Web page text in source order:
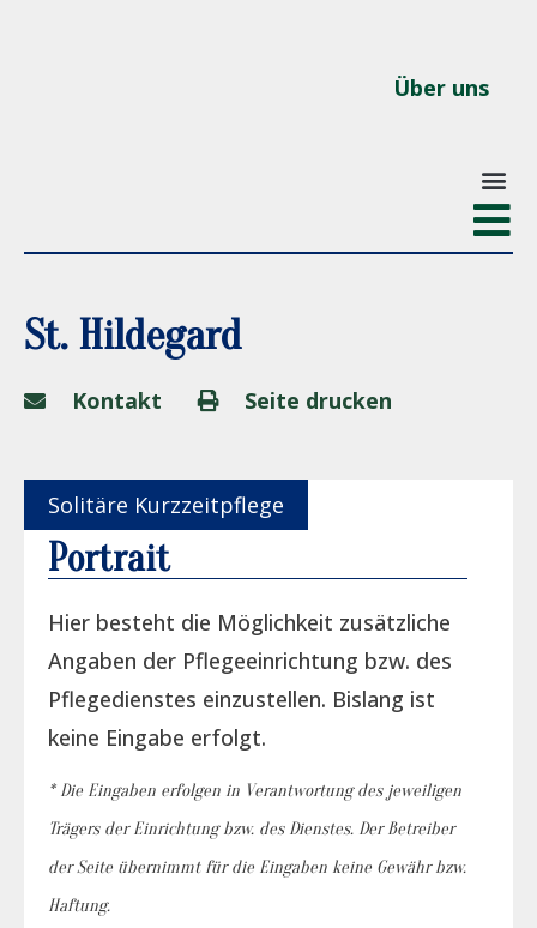
Über uns
St. Hildegard
Kontakt Seite drucken
Solitäre Kurzzeitpflege
Portrait
Hier besteht die Möglichkeit zusätzliche
Angaben der Pflegeeinrichtung bzw. des
Pflegedienstes einzustellen. Bislang ist
keine Eingabe erfolgt.
* Die Eingaben erfolgen in Verantwortung des jeweiligen
Trägers der Einrichtung bzw. des Dienstes. Der Betreiber
der Seite übernimmt für die Eingaben keine Gewähr bzw.
Haftung.